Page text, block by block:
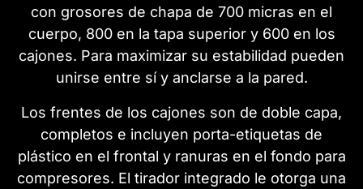
con grosores de chapa de 700 micras en el
cuerpo, 800 en la tapa superior y 600 en los
cajones. Para maximizar su estabilidad pueden
unirse entre sí y anclarse a la pared.
Los frentes de los cajones son de doble capa,
completos e incluyen porta-etiquetas de
plástico en el frontal y ranuras en el fondo para
compresores. El tirador integrado le otorga una